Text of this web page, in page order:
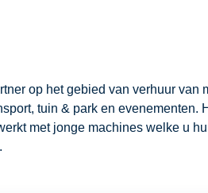
op het gebied van verhuur van
tuin & park en evenementen.
met jonge machines welke u